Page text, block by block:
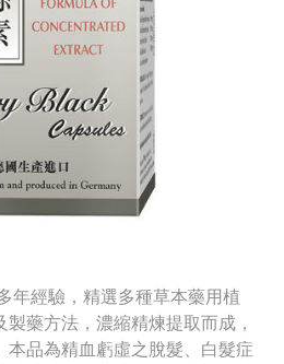
年經驗，精選多種草本藥用植
藥方法，濃縮精煉提取而成，
本品為精血虧虛之脫髮、白髮症